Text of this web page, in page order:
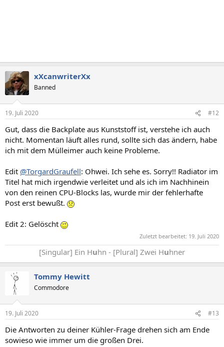
xXcanwriterXx
Banned
19. Juli 2020 #12
Gut, dass die Backplate aus Kunststoff ist, verstehe ich auch
nicht. Momentan läuft alles rund, sollte sich das ändern, habe
ich mit dem Mülleimer auch keine Probleme.
Edit @TorgardGraufell: Ohwei. Ich sehe es. Sorry!! Radiator im
Titel hat mich irgendwie verleitet und als ich im Nachhinein
von den reinen CPU-Blocks las, wurde mir der fehlerhafte
Post erst bewußt.
Edit 2: Gelöscht
Zuletzt bearbeitet: 19. Juli 2020
[Singular] Ein Huhn - [Plural] Zwei Huhner
Tommy Hewitt
Commodore
19. Juli 2020 #13
Die Antworten zu deiner Kühler-Frage drehen sich am Ende
sowieso wie immer um die großen Drei.